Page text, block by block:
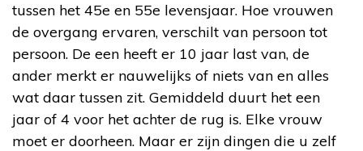
tussen het 45e en 55e levensjaar. Hoe vrouwen
de overgang ervaren, verschilt van persoon tot
persoon. De een heeft er 10 jaar last van, de
ander merkt er nauwelijks of niets van en alles
wat daar tussen zit. Gemiddeld duurt het een
jaar of 4 voor het achter de rug is. Elke vrouw
moet er doorheen. Maar er zijn dingen die u zelf